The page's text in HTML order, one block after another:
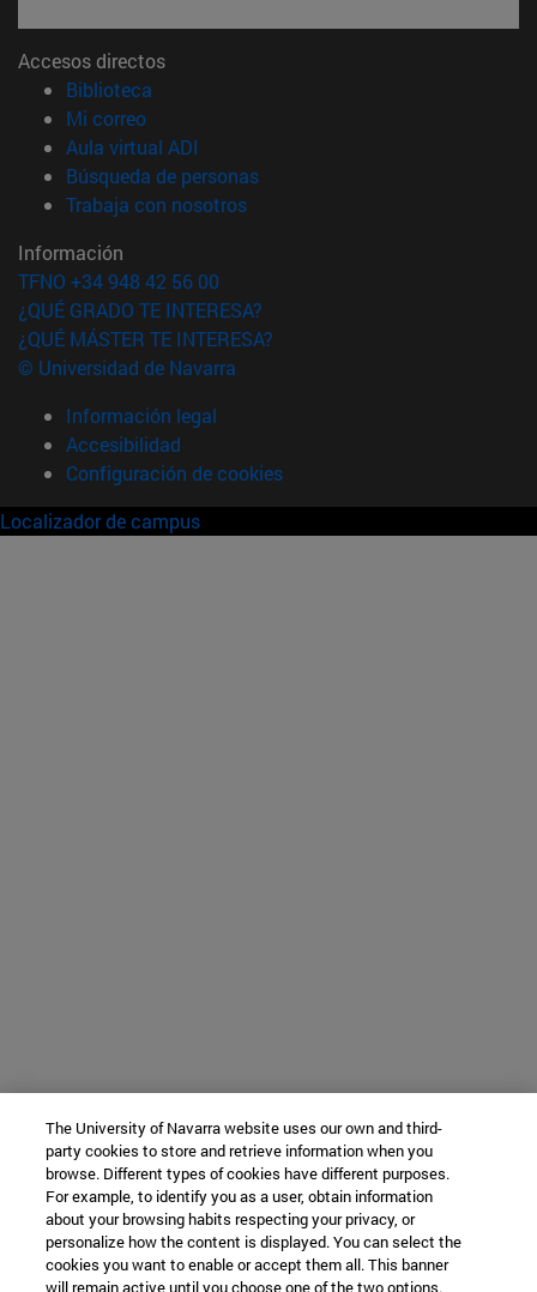
Accesos directos
Biblioteca
Mi correo(abre en nueva ventana)
Aula virtual ADI
Búsqueda de personas(abre en nueva ventana)
Trabaja con nosotros(abre en nueva ventana)
Información
TFNO +34 948 42 56 00
¿QUÉ GRADO TE INTERESA?
¿QUÉ MÁSTER TE INTERESA?
© Universidad de Navarra
Información legal
Accesibilidad
Configuración de cookies
Localizador de campus
The University of Navarra website uses our own and third-
party cookies to store and retrieve information when you
browse. Different types of cookies have different purposes.
For example, to identify you as a user, obtain information
about your browsing habits respecting your privacy, or
personalize how the content is displayed. You can select the
cookies you want to enable or accept them all. This banner
will remain active until you choose one of the two options.